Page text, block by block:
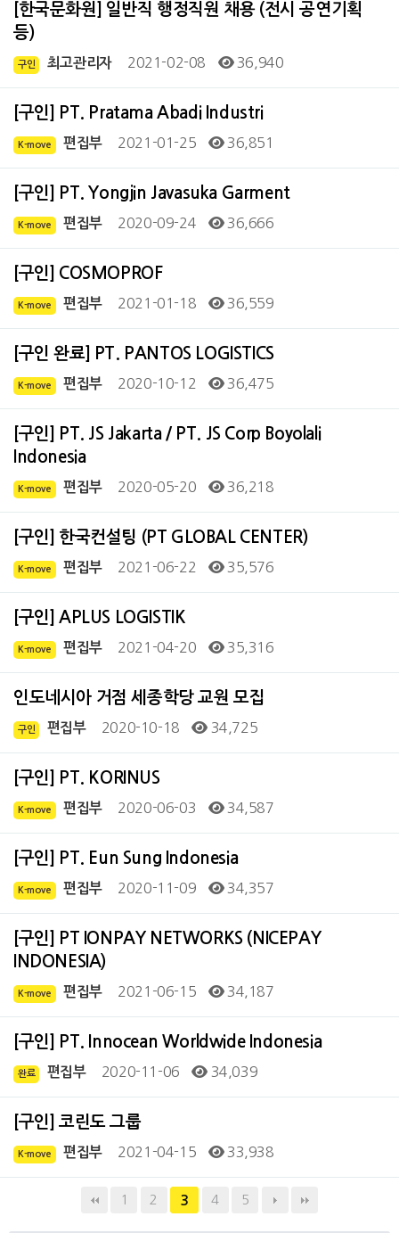
[한국문화원] 일반직 행정직원 채용 (전시 공연기획
등)
구인 최고관리자 2021-02-08 36,940
[구인] PT. Pratama Abadi Industri
K-move 편집부 2021-01-25 36,851
[구인] PT. Yongjin Javasuka Garment
K-move 편집부 2020-09-24 36,666
[구인] COSMOPROF
K-move 편집부 2021-01-18 36,559
[구인 완료] PT. PANTOS LOGISTICS
K-move 편집부 2020-10-12 36,475
[구인] PT. JS Jakarta / PT. JS Corp Boyolali
Indonesia
K-move 편집부 2020-05-20 36,218
[구인] 한국컨설팅 (PT GLOBAL CENTER)
K-move 편집부 2021-06-22 35,576
[구인] APLUS LOGISTIK
K-move 편집부 2021-04-20 35,316
인도네시아 거점 세종학당 교원 모집
구인 편집부 2020-10-18 34,725
[구인] PT. KORINUS
K-move 편집부 2020-06-03 34,587
[구인] PT. Eun Sung Indonesia
K-move 편집부 2020-11-09 34,357
[구인] PT IONPAY NETWORKS (NICEPAY
INDONESIA)
K-move 편집부 2021-06-15 34,187
[구인] PT. Innocean Worldwide Indonesia
완료 편집부 2020-11-06 34,039
[구인] 코린도 그룹
K-move 편집부 2021-04-15 33,938
1 2 3 4 5